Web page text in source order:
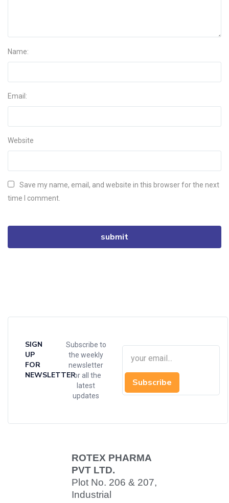
Name:
Email:
Website
Save my name, email, and website in this browser for the next
time I comment.
SIGN
UP
FOR
NEWSLETTER
Subscribe to
the weekly
newsletter
for all the
latest
updates
Subscribe
ROTEX PHARMA
PVT LTD.
Plot No. 206 & 207,
Industrial